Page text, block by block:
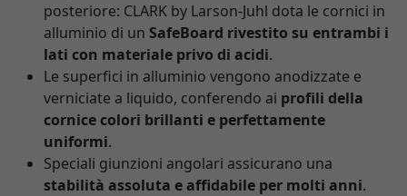
posteriore: CLARK by Larson-Juhl dota le cornici in
alluminio di un SafeBoard rivestito su entrambi i
lati con materiale privo di acidi.
Le superfici in alluminio vengono anodizzate e
verniciate a liquido, conferendo ai profili della
cornice colori brillanti e perfettamente
uniformi.
Speciali giunzioni angolari assicurano una
stabilità assoluta e affidabile per molti anni.